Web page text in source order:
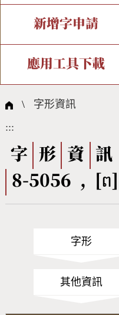
全字庫介紹
中文碼介紹
國際字碼相關組織
IDS查詢
複合查詢
筆畫查詢
筆順序查詢
CNS查詢
新增字申請
新字申請處理流程
字形即時顯示
全字庫授權
應用工具下載
個人電腦造字處理
字形下載
問題集
熱門查詢統計
\ 字形資訊
:::
字 形 資
訊
8-5056 , [ព
字形
其他資訊